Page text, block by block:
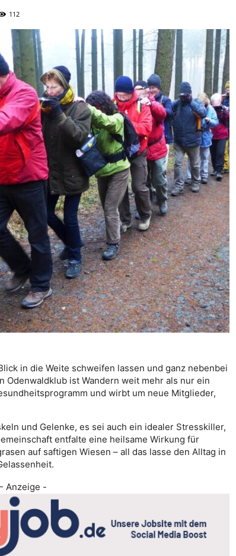
112
in die Weite schweifen lassen und ganz nebenbei
ist Wandern weit mehr als nur ein
und wirbt um neue Mitglieder,
und Gelenke, es sei auch ein idealer Stresskiller,
entfalte eine heilsame Wirkung für
auf saftigen Wiesen – all das lasse den Alltag in
- Anzeige -